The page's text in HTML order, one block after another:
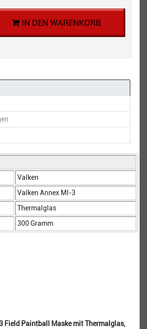
IN DEN WARENKORB
Valken
Valken Annex MI-3
Thermalglas
300 Gramm
Field Paintball Maske mit Thermalglas,